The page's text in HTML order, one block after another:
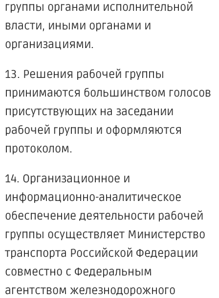
группы органами исполнительной
власти, иными органами и
организациями.
13. Решения рабочей группы
принимаются большинством голосов
присутствующих на заседании
рабочей группы и оформляются
протоколом.
14. Организационное и
информационно-аналитическое
обеспечение деятельности рабочей
группы осуществляет Министерство
транспорта Российской Федерации
совместно с Федеральным
агентством железнодорожного